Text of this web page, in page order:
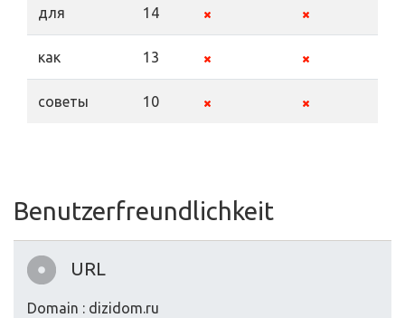
для 14
как 13
советы 10
Benutzerfreundlichkeit
URL
Domain : dizidom.ru